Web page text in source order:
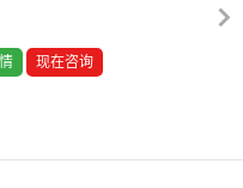
现在咨询